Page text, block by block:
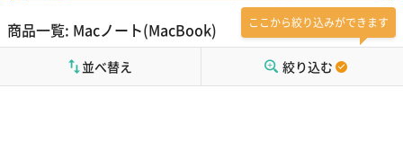
商品一覧: Macノート(MacBook) ここから絞り込みができます
絞り込む
並べ替え